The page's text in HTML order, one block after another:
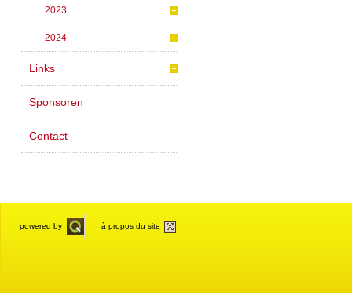
2023
2024
Links
Sponsoren
Contact
powered by à propos du site